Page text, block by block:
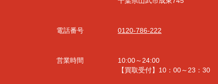
電話番号 0120-786-222
営業時間
10:00～24:00
【買取受付】10：00～23：30